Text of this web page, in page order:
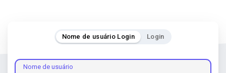
Nome de usuário Login Login
Nome de usuário